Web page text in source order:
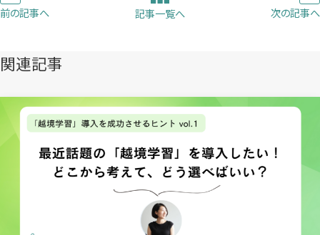
す） す）
で
す）
前の記事へ 記事一覧へ 次の記事へ
関連記事